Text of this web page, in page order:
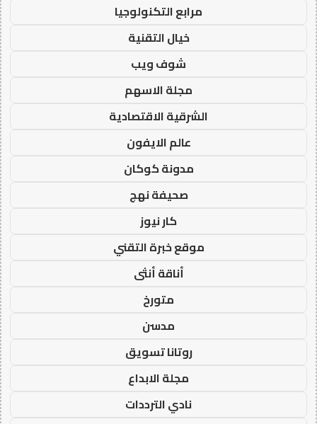
مرابع التكنولوجيا
خيال التقنية
شوف ويب
مجلة الاسهم
الشرقية الاقتصادية
عالم الايفون
مدونة كوكان
صحيفة نهج
كار نيوز
موقع خبرة التقني
أناقة أنثى
متورخ
مدسن
روتانا تسويق
مجلة الابداع
نادي الترددات